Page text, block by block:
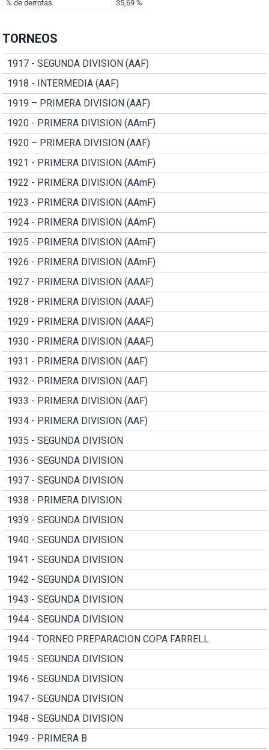
TORNEOS
1917 - SEGUNDA DIVISION (AAF)
1918 - INTERMEDIA (AAF)
1919 – PRIMERA DIVISION (AAF)
1920 - PRIMERA DIVISION (AAmF)
1920 – PRIMERA DIVISION (AAF)
1921 - PRIMERA DIVISION (AAmF)
1922 - PRIMERA DIVISION (AAmF)
1923 - PRIMERA DIVISION (AAmF)
1924 - PRIMERA DIVISION (AAmF)
1925 - PRIMERA DIVISION (AAmF)
1926 - PRIMERA DIVISION (AAmF)
1927 - PRIMERA DIVISION (AAAF)
1928 - PRIMERA DIVISION (AAAF)
1929 - PRIMERA DIVISION (AAAF)
1930 - PRIMERA DIVISION (AAAF)
1931 - PRIMERA DIVISION (AAF)
1932 - PRIMERA DIVISION (AAF)
1933 - PRIMERA DIVISION (AAF)
1934 - PRIMERA DIVISION (AAF)
1935 - SEGUNDA DIVISION
1936 - SEGUNDA DIVISION
1937 - SEGUNDA DIVISION
1938 - PRIMERA DIVISION
1939 - SEGUNDA DIVISION
1940 - SEGUNDA DIVISION
1941 - SEGUNDA DIVISION
1942 - SEGUNDA DIVISION
1943 - SEGUNDA DIVISION
1944 - SEGUNDA DIVISION
1944 - TORNEO PREPARACION COPA FARRELL
1945 - SEGUNDA DIVISION
1946 - SEGUNDA DIVISION
1947 - SEGUNDA DIVISION
1948 - SEGUNDA DIVISION
1949 - PRIMERA B